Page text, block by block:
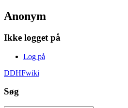
Anonym
Ikke logget på
Log på
DDHFwiki
Søg